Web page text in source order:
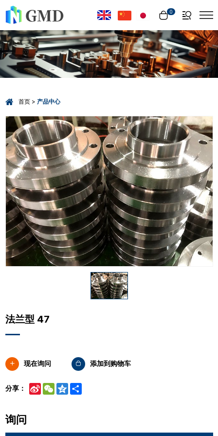
Select Language ▼ 0
首页 产品中心
法兰型 47
现在询问 添加到购物车
分享：
Sina
Weibo
WeChatQzone
询问